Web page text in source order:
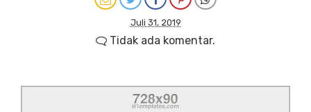
Juli 31, 2019
Tidak ada komentar.